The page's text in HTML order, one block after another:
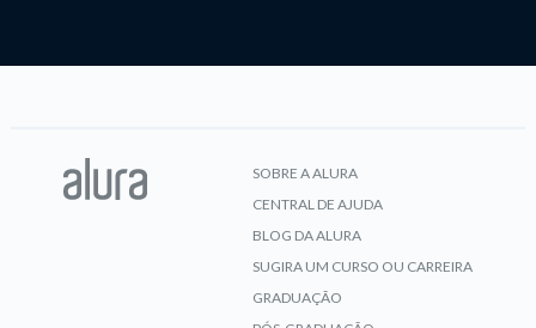
SOBRE A ALURA
CENTRAL DE AJUDA
BLOG DA ALURA
SUGIRA UM CURSO OU CARREIRA
GRADUAÇÃO